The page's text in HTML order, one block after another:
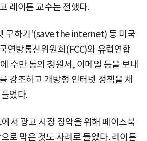
레이튼 교수는 전했다.
구하기'(save the internet) 등 미국
연방통신위원회(FCC)와 유럽연합
수만 통의 청원서, 이메일 등을 보내
강조하고 개방형 인터넷 정책을 채
었다.
서 광고 시장 장악을 위해 페이스북
로 막은 것도 사례로 들었다. 레이튼